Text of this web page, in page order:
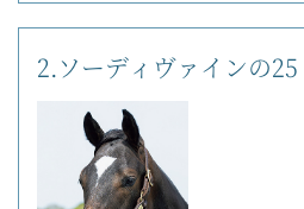
2.ソーディヴァインの25